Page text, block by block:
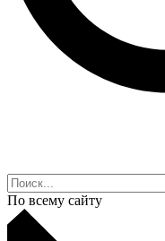
По всему сайту